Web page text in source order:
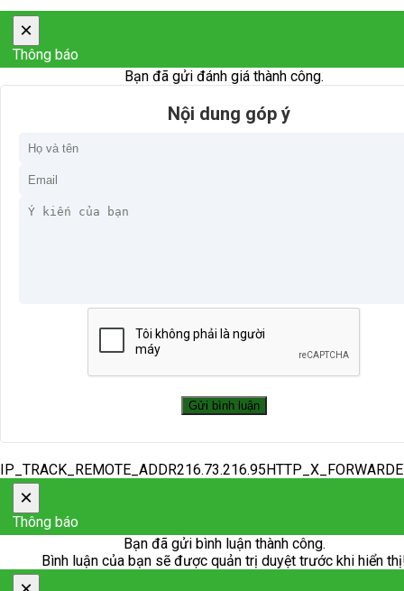
×
Thông báo
Bạn đã gửi đánh giá thành công.
Nội dung góp ý
×
Thông báo
Bạn đã gửi bình luận thành công.
Bình luận của bạn sẽ được quản trị duyệt trước khi hiển